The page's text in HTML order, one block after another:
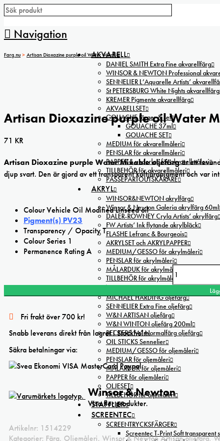
Navigation
AKVARELL
DANIEL SMITH Extra Fine akvarellfärg
WINSOR & NEWTON Professional
SENNELIER L’Aquarelle Artists’
St PETERSBURG White Nights akvarellfärg
KREMER Pigmente akvarellfärg
AKVARELLSET
GOUACHE färger & set
GOUACHE 37ml
GOUACHE SET
MEDIUM för akvarellmåleri
PENSLAR för akvarellmåleri
PAPPER & underlag för akvarellmåleri
TILLBEHÖR för akvarellmåleri
PASSEPARTOUTSKÄRARE
AKRYL
WINSOR&NEWTON akrylfärg
Winsor & Newton Galeria akrylfärg 60ml
DALER-ROWNEY Cryla Artists’ akrylfärg
FW Artists’ Ink flytande akrylbläck
FLASHE Lefranc & Bourgeois
AKRYLSET och AKRYLPAPPER
MEDIUM/GESSO för akrylmåleri
PENSLAR för akrylmåleri
MÅLARDUK för akrylmåleri
TILLBEHÖR för akrylmåleri
OLJA
MICHAEL HARDING oljefärg
SENNELIER Extra Fine oljefärg
W&N ARTISAN oljefärg
W&N WINTON oljefärg 200ml
BECKERS ”A” Normalfärg oljefärg
OIL STICKS Sennelier
MEDIUM/GESSO för oljemåleri
PENSLAR för oljemåleri
MÅLARDUK för oljemåleri
PAPPER för oljemåleri
OLJESET
TILLBEHÖR för oljemåleri
STAFFLIER
SCREENTEC
SCREENTRYCKSFÄRGER
Screentec T-Print Soft transparent
Farg.nu > Artisan Dioxazine purple oil Water Mixable
Artisan Dioxazine purple oil Water
71 KR
Artisan Dioxazine purpleWater Mixable oljefärgär ett
djup svart. Den är gjord av ett transparent koltjärapigment och var
Colour Vehicle Oil Modified Linseed oil
Pigment(s) PV23
Transparency / Opacity T
Colour Series 1
Permanence Rating A
Artisan Dioxazine purple oil Water Mixable mängd
Fri frakt över 700 kr!
Snabb leverans direkt från lagret i Stockholm.
Säkra betalningar via:
Winsor & Newton
Visa fler produkter.
Artikelnr: 1514229
Kategorier: Färg, Oljemåleri, Winsor & Newton Artisan oljefärg,